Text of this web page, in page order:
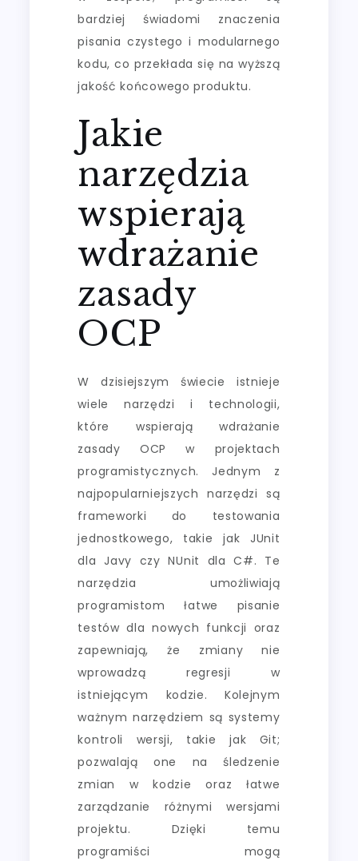
bardziej świadomi znaczenia
pisania czystego i modularnego
kodu, co przekłada się na wyższą
jakość końcowego produktu.
Jakie
narzędzia
wspierają
wdrażanie
zasady
OCP
W dzisiejszym świecie istnieje
wiele narzędzi i technologii,
które wspierają wdrażanie
zasady OCP w projektach
programistycznych. Jednym z
najpopularniejszych narzędzi są
frameworki do testowania
jednostkowego, takie jak JUnit
dla Javy czy NUnit dla C#. Te
narzędzia umożliwiają
programistom łatwe pisanie
testów dla nowych funkcji oraz
zapewniają, że zmiany nie
wprowadzą regresji w
istniejącym kodzie. Kolejnym
ważnym narzędziem są systemy
kontroli wersji, takie jak Git;
pozwalają one na śledzenie
zmian w kodzie oraz łatwe
zarządzanie różnymi wersjami
projektu. Dzięki temu
programiści mogą